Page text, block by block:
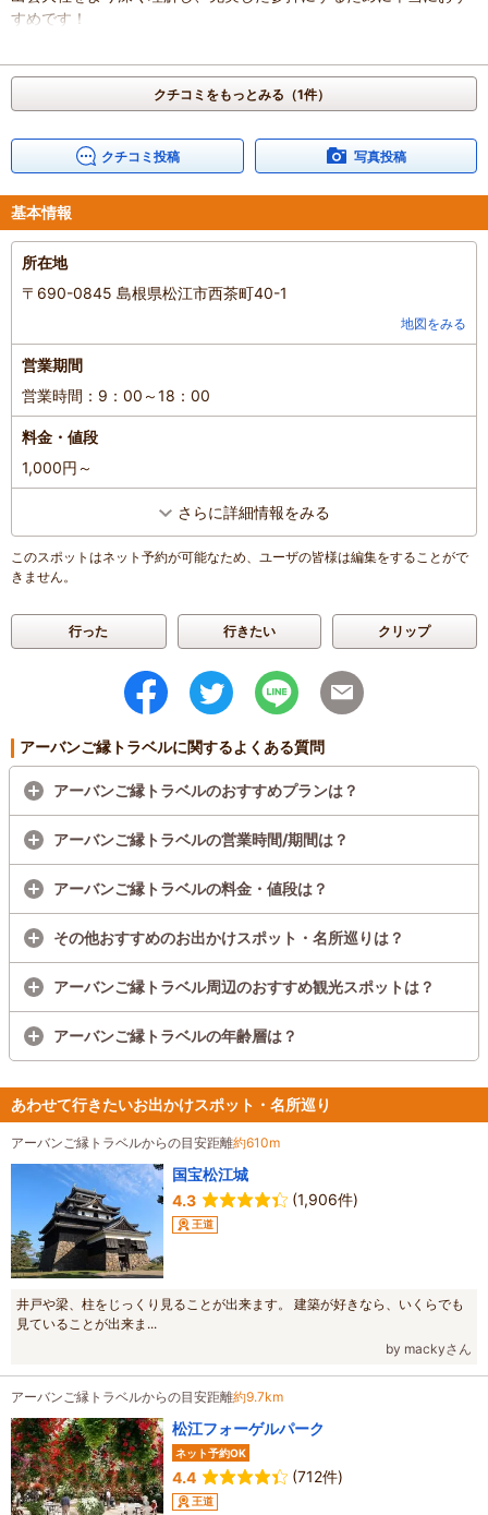
すめです！
滞在時間：1時間未満
投稿日：2026年5月10日
クチコミをもっとみる（1件）
クチコミ投稿 写真投稿
基本情報
所在地
〒690-0845 島根県松江市西茶町40-1
地図をみる
営業期間
営業時間：9：00～18：00
料金・値段
1,000円～
さらに詳細情報をみる
このスポットはネット予約が可能なため、ユーザの皆様は編集をすることがで
きません。
行った 行きたい クリップ
アーバンご縁トラベルに関するよくある質問
アーバンご縁トラベルのおすすめプランは？
アーバンご縁トラベルの営業時間/期間は？
アーバンご縁トラベルの料金・値段は？
その他おすすめのお出かけスポット・名所巡りは？
アーバンご縁トラベル周辺のおすすめ観光スポットは？
アーバンご縁トラベルの年齢層は？
あわせて行きたいお出かけスポット・名所巡り
アーバンご縁トラベルからの目安距離約610m
国宝松江城
4.3
(1,906件)
王道
井戸や梁、柱をじっくり見ることが出来ます。 建築が好きなら、いくらでも
見ていることが出来ま...
by mackyさん
アーバンご縁トラベルからの目安距離約9.7km
松江フォーゲルパーク
ネット予約OK
4.4 (712件)
王道